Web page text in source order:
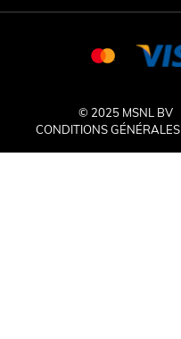
© 2025 MSNL BV
CONDITIONS GÉNÉRALES